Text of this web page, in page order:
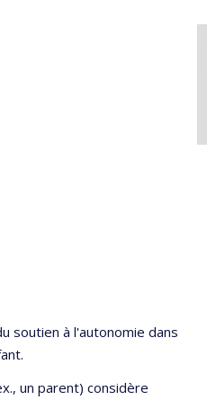
soutien à l'autonomie dans
un parent) considère